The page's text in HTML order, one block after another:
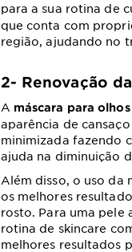
para a sua rotina de
que conta com
região, ajudando no
2- Renovação
A máscara para olhos
aparência de
minimizada fazendo
ajuda na diminuição
Além disso, o uso da
os melhores
rosto. Para uma pele
rotina de skincare
melhores resultados